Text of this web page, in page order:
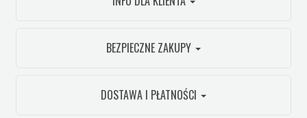
BEZPIECZNE ZAKUPY
DOSTAWA I PŁATNOŚCI